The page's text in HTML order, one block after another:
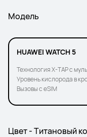
Модель
HUAWEI WATCH 5
Технология X-TAP с
Уровень кислорода в
Вызовы с eSIM
Цвет - Титановый